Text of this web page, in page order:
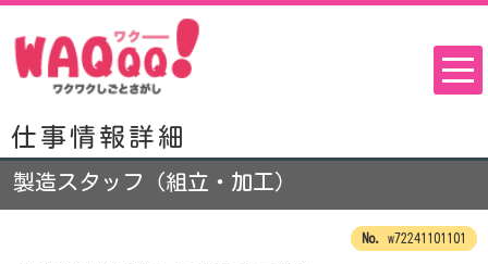
仕事情報詳細
製造スタッフ（組立・加工）
w72241101101